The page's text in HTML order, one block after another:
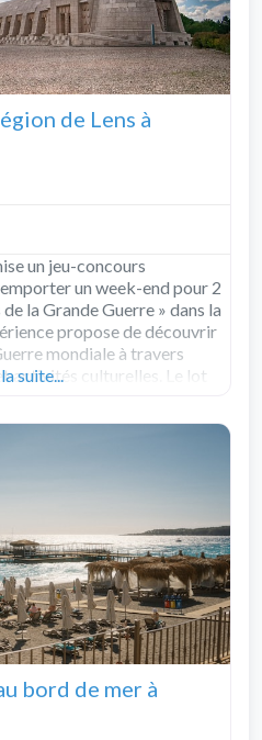
de Lens à
un jeu-concours
un week-end pour 2
la Grande Guerre » dans la
propose de découvrir
mondiale à travers
activités culturelles. Le lot
suite...
bord de mer à